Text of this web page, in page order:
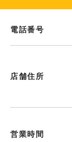
電話番号
店舗住所
営業時間